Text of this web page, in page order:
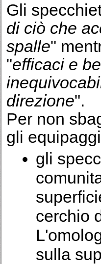
Gli
di ciò che
spalle"
"efficaci e
direzione".
Per non
gli
gli
cerchio
sulla